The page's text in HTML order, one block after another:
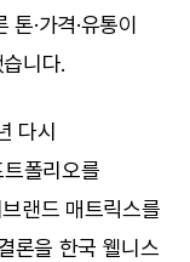
·가격·유통이
니다.
다시
폴리오를
랜드 매트릭스를
론을 한국 웰니스